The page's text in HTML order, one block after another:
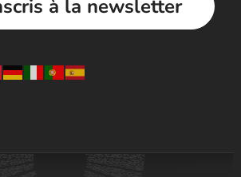
à la newsletter